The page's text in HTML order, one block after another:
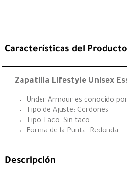
Características del Producto
Zapatilla Lifestyle Unisex
Under Armour es conocido
Tipo de Ajuste: Cordones
Tipo Taco: Sin taco
Forma de la Punta: Redonda
Descripción